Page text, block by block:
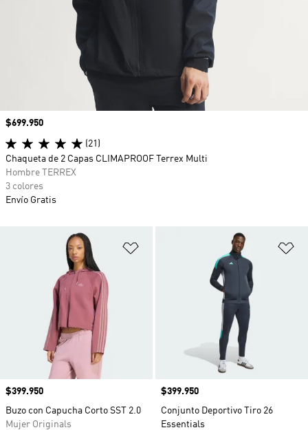
Añadir a la lista de deseos
Precio
$399.950
Buzo con Capucha Corto SST 2.0
Mujer Originals
Precio
$399.950
Conjunto Deportivo Tiro 26
Essentials
Precio
$699.950
(21)
Chaqueta de 2 Capas CLIMAPROOF Terrex Multi
Hombre TERREX
3 colores
Envío Gratis